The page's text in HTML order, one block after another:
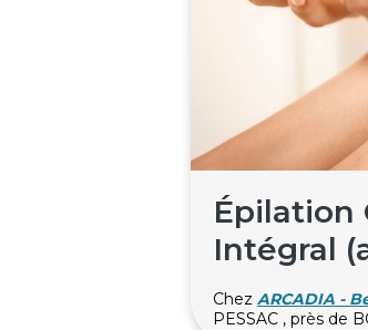
Épilation
Intégral
Chez ARCADIA -
PESSAC , près de